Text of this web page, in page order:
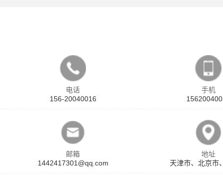
电话
156-20040016
手机
邮箱
1442417301@qq.com
地址
天津市、北京市